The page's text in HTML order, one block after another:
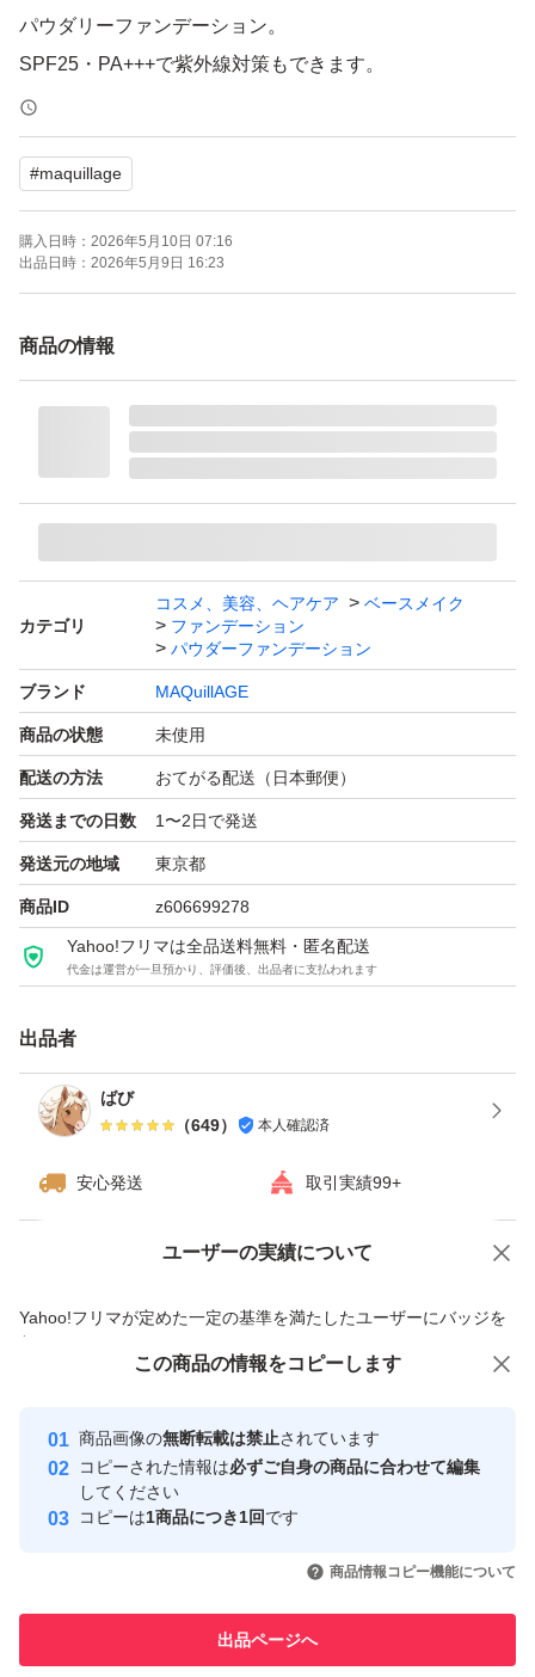
パウダリーファンデーション。
SPF25・PA+++で紫外線対策もできます。
【ブランド】MAQuillAGE (マキアージュ)
【商品名】ドラマティックパウダリー EX
【カラー】オークル20
【タイプ】レフィル
【商品の状態】未使用
【その他】SPF25・PA+++
よろしくお願いいたします。
#maquillage
購入日時： 2026年5月10日 07:16
出品日時： 2026年5月9日 16:23
商品の情報
カテゴリ
コスメ、美容、ヘアケア
ベースメイク
ファンデーション
パウダーファンデーション
ブランド MAQuillAGE
商品の状態 未使用
配送の方法 おてがる配送（日本郵便）
発送までの日数 1〜2日で発送
発送元の地域 東京都
商品ID z606699278
Yahoo!フリマは全品送料無料・匿名配送
代金は運営が一旦預かり、評価後、出品者に支払われます
出品者
ばび
（649） 本人確認済
安心発送 取引実績99+
ユーザーの実績について
Yahoo!フリマが定めた一定の基準を満たしたユーザーにバッジを
付与しています
安心取引出品者
心・安全なユーザーです
取引実績
引を完了させた実績があります
での取引実績があります
価格の相談 商品への質問
この商品の情報をコピーします
商品画像の無断転載は禁止されています
コピーされた情報は必ずご自身の商品に合わせて編集
してください
コピーは1商品につき1回です
商品情報コピー機能について
出品ページへ
この商品をみている人にオススメ